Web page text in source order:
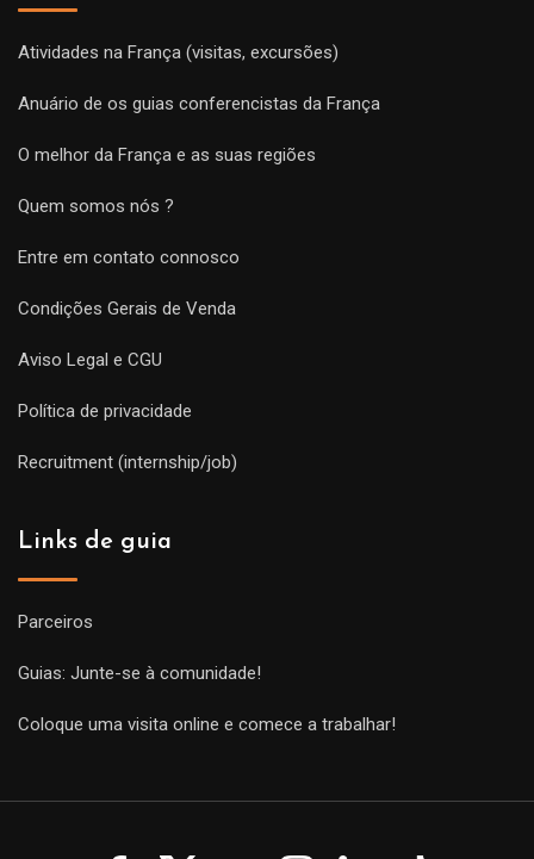
Atividades na França (visitas, excursões)
Anuário de os guias conferencistas da França
O melhor da França e as suas regiões
Quem somos nós ?
Entre em contato connosco
Condições Gerais de Venda
Aviso Legal e CGU
Política de privacidade
Recruitment (internship/job)
Links de guia
Parceiros
Guias: Junte-se à comunidade!
Coloque uma visita online e comece a trabalhar!